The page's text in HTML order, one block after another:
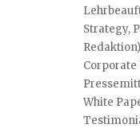
Strategy,
Corporate
White